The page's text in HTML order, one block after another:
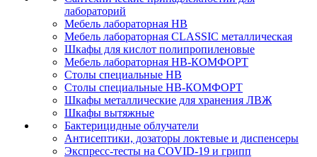
лабораторий
Мебель лабораторная НВ
Мебель лабораторная CLASSIC металлическая
Шкафы для кислот полипропиленовые
Мебель лабораторная НВ-КОМФОРТ
Столы специальные НВ
Столы специальные НВ-КОМФОРТ
Шкафы металлические для хранения ЛВЖ
Шкафы вытяжные
Бактерицидные облучатели
Антисептики, дозаторы локтевые и диспенсеры
Экспресс-тесты на COVID-19 и грипп